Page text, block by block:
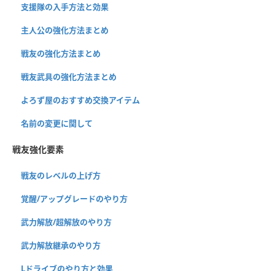
支援隊の入手方法と効果
主人公の強化方法まとめ
戦友の強化方法まとめ
戦友武具の強化方法まとめ
よろず屋のおすすめ交換アイテム
名前の変更に関して
戦友強化要素
戦友のレベルの上げ方
覚醒/アップグレードのやり方
武力解放/超解放のやり方
武力解放継承のやり方
Lドライブのやり方と効果